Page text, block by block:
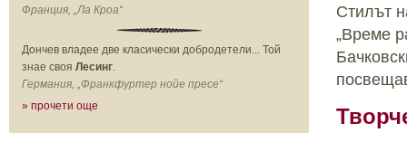
Франция, „Ла Кроа“
Дончев владее две класически добродетели... Той
знае своя Лесинг.
Германия, „Франкфуртер нойе пресе“
» прочети още
Стилът
„Време